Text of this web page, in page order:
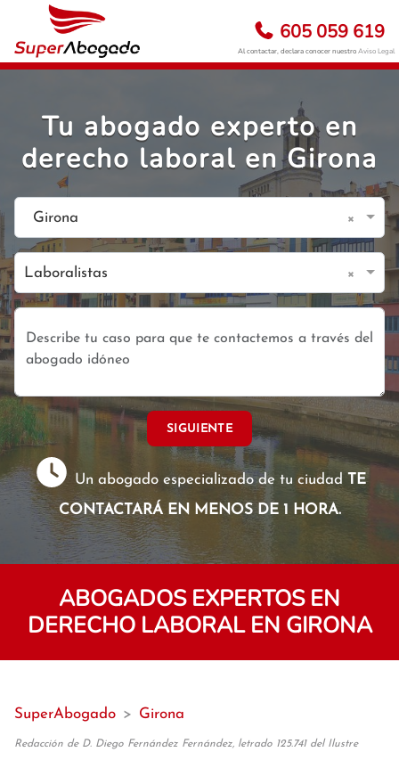
605 059 619
Al contactar, declara conocer nuestroAviso Legal
Tu abogado experto en
derecho laboral en Girona
Girona ×
Laboralistas ×
SIGUIENTE
Un abogado especializado de tu ciudad TE
CONTACTARÁ EN MENOS DE 1 HORA.
ABOGADOS EXPERTOS EN
DERECHO LABORAL EN GIRONA
SuperAbogado > Girona
Redacción de D. Diego Fernández Fernández, letrado 125.741 del Ilustre